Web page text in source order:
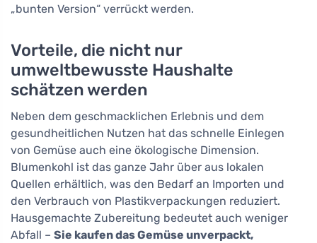
„bunten Version“ verrückt werden.
Vorteile, die nicht nur
umweltbewusste Haushalte
schätzen werden
Neben dem geschmacklichen Erlebnis und dem
gesundheitlichen Nutzen hat das schnelle Einlegen
von Gemüse auch eine ökologische Dimension.
Blumenkohl ist das ganze Jahr über aus lokalen
Quellen erhältlich, was den Bedarf an Importen und
den Verbrauch von Plastikverpackungen reduziert.
Hausgemachte Zubereitung bedeutet auch weniger
Abfall – Sie kaufen das Gemüse unverpackt,